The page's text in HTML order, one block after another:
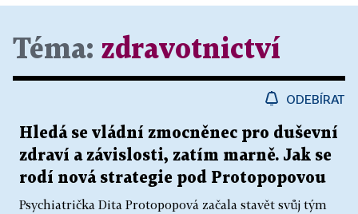
Téma: zdravotnictví
ODEBÍRAT
Hledá se vládní zmocněnec pro duševní
zdraví a závislosti, zatím marně. Jak se
rodí nová strategie pod Protopopovou
Psychiatrička Dita Protopopová začala stavět svůj tým